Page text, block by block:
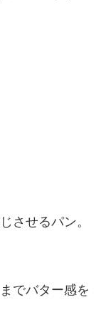
させるパン。
でバター感を